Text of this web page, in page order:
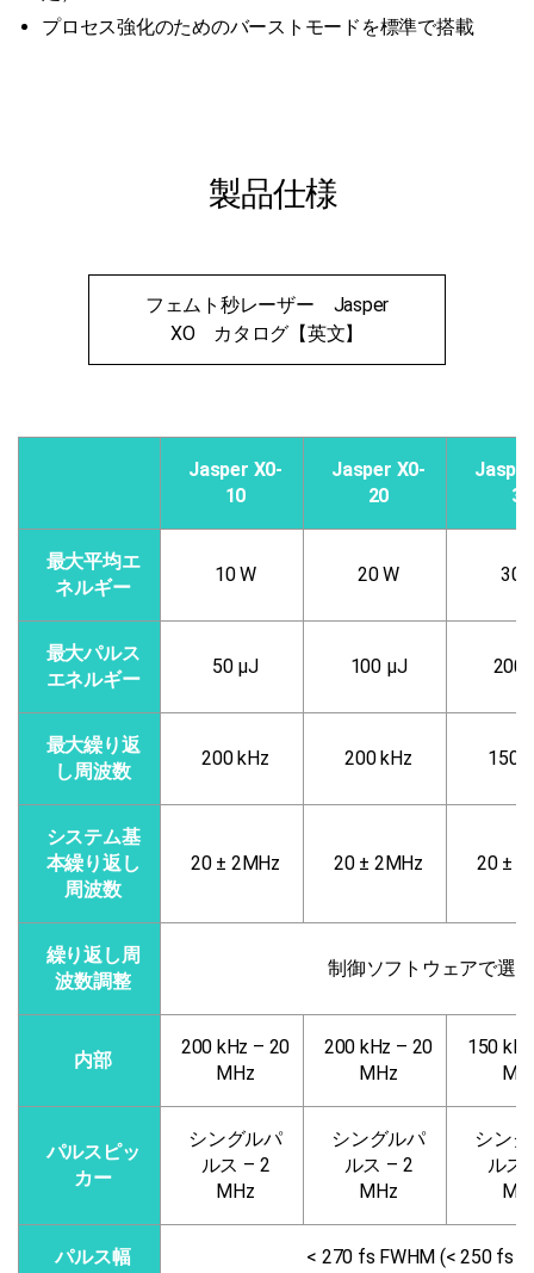
プロセス強化のためのバーストモードを標準で搭載
製品仕様
フェムト秒レーザー Jasper
XO カタログ【英文】
Jasper X0-
10
Jasper X0-
20
30
最大平均エ
ネルギー
10 W 20 W 30
最大パルス
エネルギー
50 μJ 100 μJ 200
最大繰り返
し周波数
200 kHz 200 kHz 150
システム基
本繰り返し
周波数
20 ± 2MHz 20 ± 2MHz 20 ±
繰り返し周
波数調整
制御ソフトウェアで選
内部
200 kHz – 20
MHz
200 kHz – 20
MHz
150
パルスピッ
カー
シングルパ
ルス – 2
MHz
シングルパ
ルス – 2
MHz
シン
ルス
パルス幅 < 270 fs FWHM (< 250 fs